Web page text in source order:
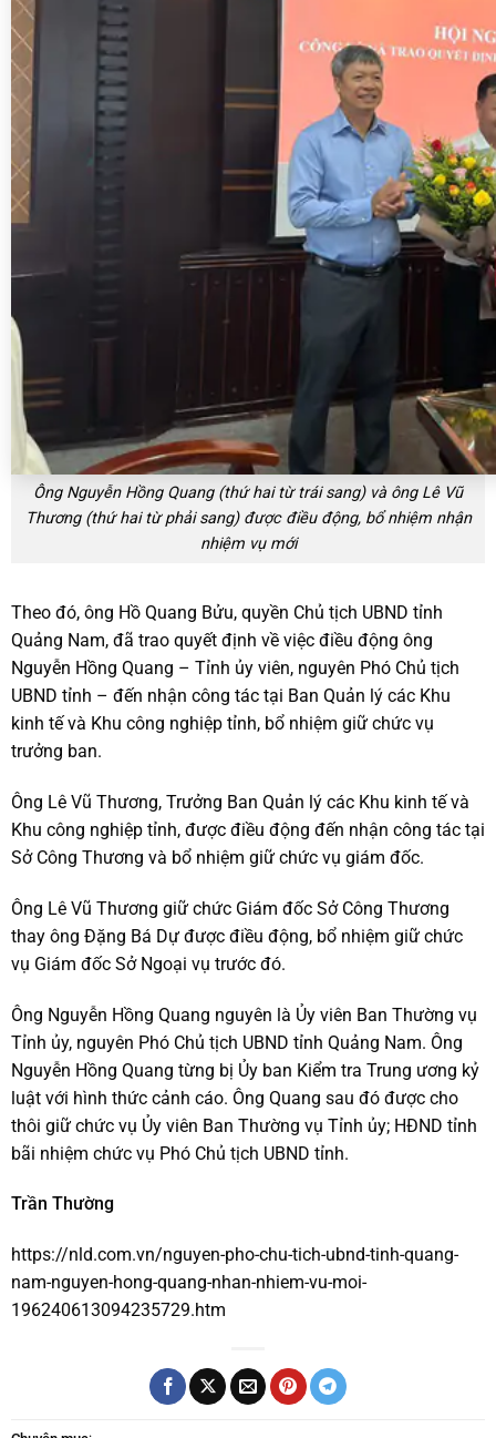
Ông Nguyễn Hồng Quang (thứ hai từ trái sang) và ông Lê Vũ
Thương (thứ hai từ phải sang) được điều động, bổ nhiệm nhận
nhiệm vụ mới
Theo đó, ông Hồ Quang Bửu, quyền Chủ tịch UBND tỉnh
Quảng Nam, đã trao quyết định về việc điều động ông
Nguyễn Hồng Quang – Tỉnh ủy viên, nguyên Phó Chủ tịch
UBND tỉnh – đến nhận công tác tại Ban Quản lý các Khu
kinh tế và Khu công nghiệp tỉnh, bổ nhiệm giữ chức vụ
trưởng ban.
Ông Lê Vũ Thương, Trưởng Ban Quản lý các Khu kinh tế và
Khu công nghiệp tỉnh, được điều động đến nhận công tác tại
Sở Công Thương và bổ nhiệm giữ chức vụ giám đốc.
Ông Lê Vũ Thương giữ chức Giám đốc Sở Công Thương
thay ông Đặng Bá Dự được điều động, bổ nhiệm giữ chức
vụ Giám đốc Sở Ngoại vụ trước đó.
Ông Nguyễn Hồng Quang nguyên là Ủy viên Ban Thường vụ
Tỉnh ủy, nguyên Phó Chủ tịch UBND tỉnh Quảng Nam. Ông
Nguyễn Hồng Quang từng bị Ủy ban Kiểm tra Trung ương kỷ
luật với hình thức cảnh cáo. Ông Quang sau đó được cho
thôi giữ chức vụ Ủy viên Ban Thường vụ Tỉnh ủy; HĐND tỉnh
bãi nhiệm chức vụ Phó Chủ tịch UBND tỉnh.
Trần Thường
https://nld.com.vn/nguyen-pho-chu-tich-ubnd-tinh-quang-
nam-nguyen-hong-quang-nhan-nhiem-vu-moi-
196240613094235729.htm